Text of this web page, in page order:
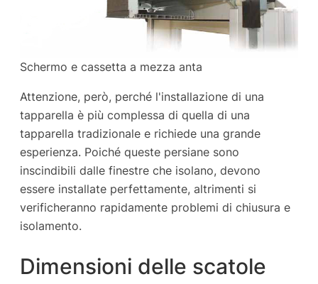
Schermo e cassetta a mezza anta
Attenzione, però, perché l'installazione di una
tapparella è più complessa di quella di una
tapparella tradizionale e richiede una grande
esperienza. Poiché queste persiane sono
inscindibili dalle finestre che isolano, devono
essere installate perfettamente, altrimenti si
verificheranno rapidamente problemi di chiusura e
isolamento.
Dimensioni delle scatole